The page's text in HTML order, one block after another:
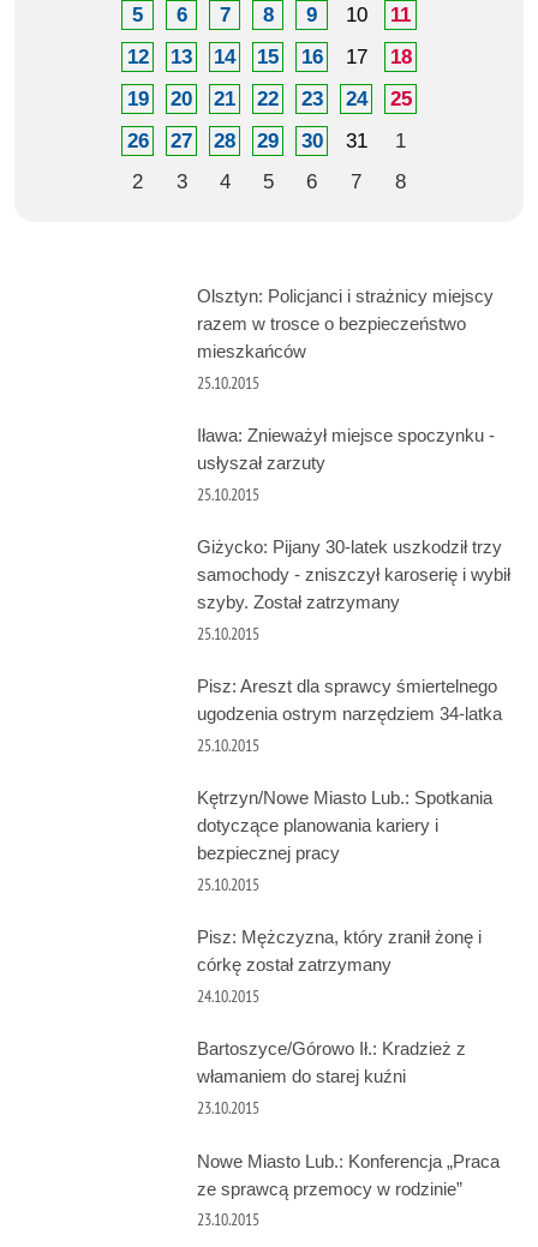
5
6 7 8 9 10
11
12
13 14 15 16 17
18
19
20 21 22 23 24
25
26
27 28 29 30 31
1
2
3 4 5 6 7 8
Olsztyn: Policjanci i strażnicy miejscy
razem w trosce o bezpieczeństwo
mieszkańców
25.10.2015
Iława: Znieważył miejsce spoczynku -
usłyszał zarzuty
25.10.2015
Giżycko: Pijany 30-latek uszkodził trzy
samochody - zniszczył karoserię i wybił
szyby. Został zatrzymany
25.10.2015
Pisz: Areszt dla sprawcy śmiertelnego
ugodzenia ostrym narzędziem 34-latka
25.10.2015
Kętrzyn/Nowe Miasto Lub.: Spotkania
dotyczące planowania kariery i
bezpiecznej pracy
25.10.2015
Pisz: Mężczyzna, który zranił żonę i
córkę został zatrzymany
24.10.2015
Bartoszyce/Górowo Ił.: Kradzież z
włamaniem do starej kuźni
23.10.2015
Nowe Miasto Lub.: Konferencja „Praca
ze sprawcą przemocy w rodzinie”
23.10.2015